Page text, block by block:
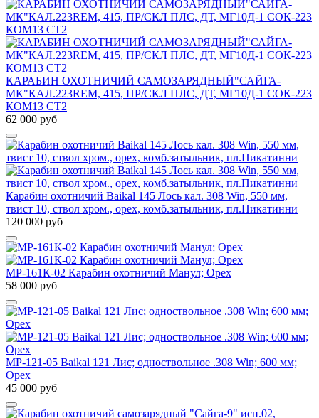
КАРАБИН ОХОТНИЧИЙ САМОЗАРЯДНЫЙ"САЙГА-
МК"КАЛ.223REM, 415, ПР/СКЛ ПЛС, ДТ, МГ10Д-1 СОК-223
КОМ13 СТ2
62 000 руб
Карабин охотничий Baikal 145 Лось кал. 308 Win, 550 мм,
твист 10, ствол хром., орех, комб.затыльник, пл.Пикатинни
120 000 руб
МР-161К-02 Карабин охотничий Манул; Орех
58 000 руб
МР-121-05 Baikal 121 Лис; одноствольное .308 Win; 600 мм;
Орех
45 000 руб